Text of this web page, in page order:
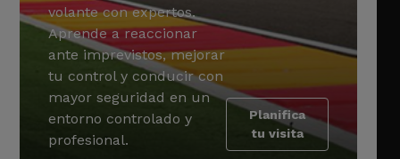
volante con expertos.
Aprende a reaccionar
ante imprevistos, mejorar
tu control y conducir con
mayor seguridad en un
entorno controlado y
profesional.
Planifica
tu visita